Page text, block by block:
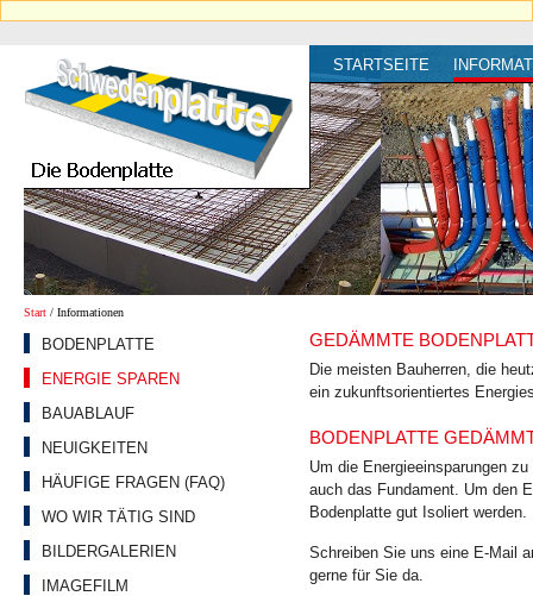
STARTSEITE
Start / Informationen
BODENPLATTE
ENERGIE SPAREN
BAUABLAUF
NEUIGKEITEN
HÄUFIGE FRAGEN (FAQ)
WO WIR TÄTIG SIND
BILDERGALERIEN
IMAGEFILM
GEDÄMMTE
Die meisten Bauherren, die
ein zukunftsorientiertes
BODENPLATTE
Um die Energieeinsparungen
auch das Fundament. Um den
Bodenplatte gut Isoliert werden.
Schreiben Sie uns eine E-Mail
gerne für Sie da.